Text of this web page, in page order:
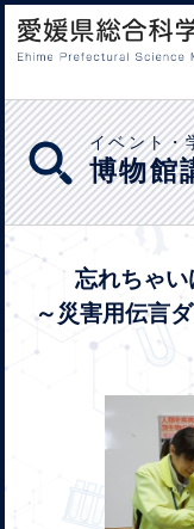
イベント・
博物館
忘れちゃ
～災害用伝言